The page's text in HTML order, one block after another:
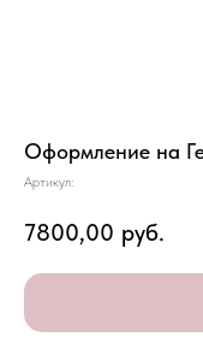
Оформление на
Артикул:
7800,00 руб.